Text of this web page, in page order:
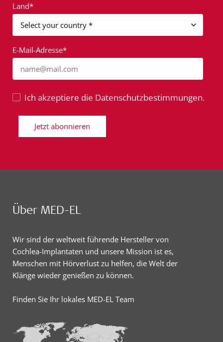
Land*
E-Mail-Adresse*
name@mail.com
Ich akzeptiere die Datenschutzbestimmungen.
Jetzt abonnieren
Über MED-EL
Wir sind der weltweit führende Hersteller von
Cochlea-Implantaten und unsere Mission ist es,
Menschen mit Hörverlust zu helfen, die Welt der
Klänge wieder genießen zu können.
Finden Sie Ihr lokales MED-EL Team